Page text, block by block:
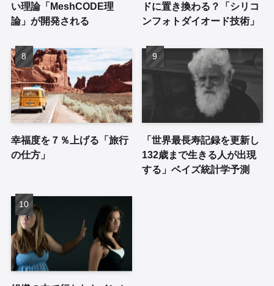
い理論「MeshCODE理
論」が開発される
ドに置き換わる？「シリコ
ンフォトダイオード技術」
幸福度を７％上げる「旅行
の仕方」
「世界最長寿記録を更新し
132歳まで生きる人が出現
する」ベイズ統計学予測